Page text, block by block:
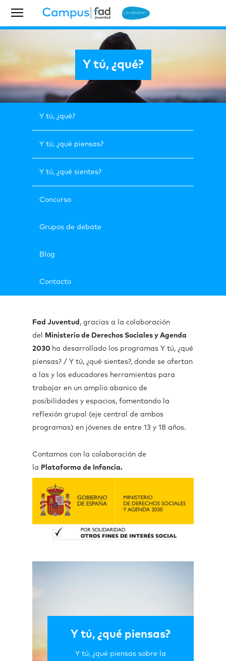
Y tú, ¿qué?
Y tú, ¿qué?
Y tú, ¿qué piensas?
Y tú, ¿qué sientes?
Concurso
Grupos de debate
Blog
Contacto
Fad Juventud , gracias a la colaboración
del
Ministerio de Derechos Sociales y Agenda
2030 ha desarrollado los programas Y tú, ¿qué
piensas? / Y tú, ¿qué sientes?, donde se ofertan
a las y los educadores herramientas para
trabajar en un amplio abanico de
posibilidades y espacios, fomentando la
reflexión grupal (eje central de ambos
programas) en jóvenes de entre 13 y 18 años.
Contamos con la colaboración de
la Plataforma de Infancia.
Y tú, ¿qué piensas?
Y tú, ¿qué piensas sobre la